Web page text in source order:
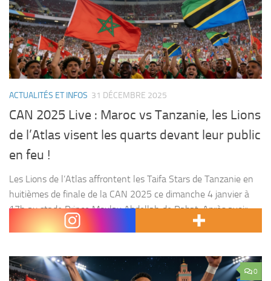
ACTUALITÉS ET INFOS 31 DÉCEMBRE 2025
CAN 2025 Live : Maroc vs Tanzanie, les Lions
de l’Atlas visent les quarts devant leur public
en feu !
Les Lions de l’Atlas affrontent les Taifa Stars de Tanzanie en
huitièmes de finale de la CAN 2025 ce dimanche 4 janvier à
17h au stade Prince Moulay Abdellah de Rabat. Après avoir
dominé...
0